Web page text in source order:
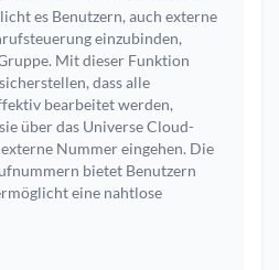
es Benutzern, auch externe
einzubinden,
Mit dieser Funktion
dass alle
bearbeitet werden,
über das Universe Cloud-
Nummer eingehen. Die
bietet Benutzern
eine nahtlose